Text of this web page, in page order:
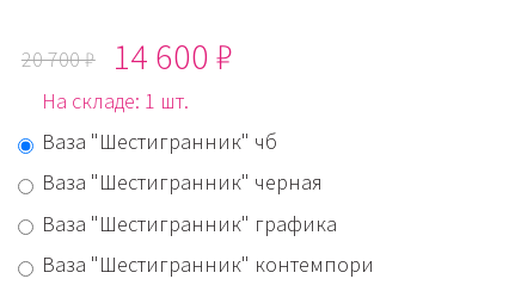
20 700 ₽ 14 600 ₽
На складе: 1 шт.
Ваза "Шестигранник" чб
Ваза "Шестигранник" черная
Ваза "Шестигранник" графика
Ваза "Шестигранник" контемпори